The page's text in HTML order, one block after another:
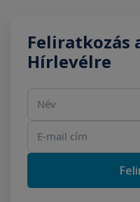
Feliratkozás
Hírlevélre